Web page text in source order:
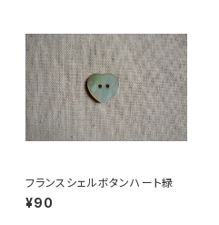
フランスシェルボタンハート緑
¥90